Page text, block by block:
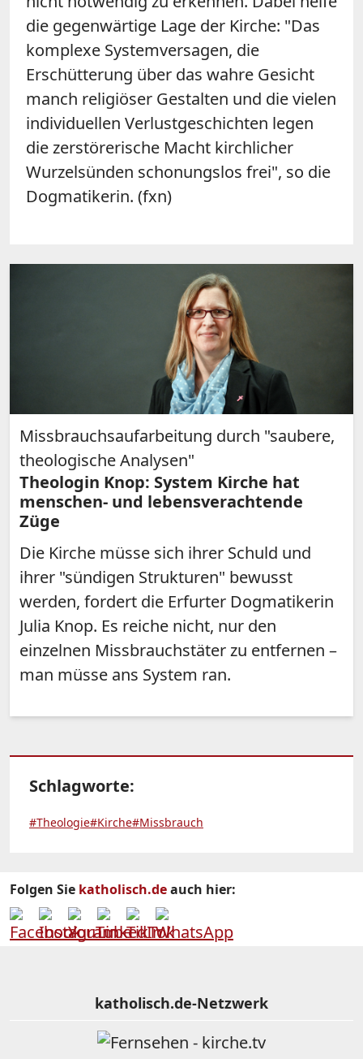
die gegenwärtige Lage der Kirche: "Das
komplexe Systemversagen, die
Erschütterung über das wahre Gesicht
manch religiöser Gestalten und die vielen
individuellen Verlustgeschichten legen
die zerstörerische Macht kirchlicher
Wurzelsünden schonungslos frei", so die
Dogmatikerin. (fxn)
Missbrauchsaufarbeitung durch "saubere,
theologische Analysen"
Theologin Knop: System Kirche hat
menschen- und lebensverachtende
Züge
Die Kirche müsse sich ihrer Schuld und
ihrer "sündigen Strukturen" bewusst
werden, fordert die Erfurter Dogmatikerin
Julia Knop. Es reiche nicht, nur den
einzelnen Missbrauchstäter zu entfernen –
man müsse ans System ran.
Schlagworte:
#Theologie#Kirche#Missbrauch
Folgen Sie katholisch.deauch hier:
katholisch.de-Netzwerk